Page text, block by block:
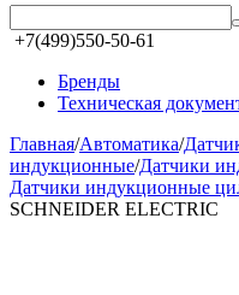
+7(499)550-50-61
Бренды
Техническая
Главная/Автоматика/
индукционные/Датчики
Датчики индукционные
SCHNEIDER ELECTRIC